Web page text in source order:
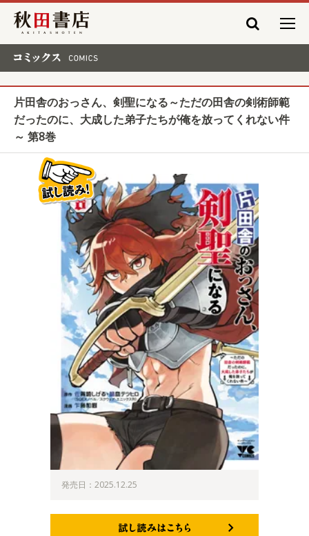
秋田書店
片田舎のおっさん、剣聖になる～ただの田舎の剣術師範
だったのに、大成した弟子たちが俺を放ってくれない件
～ 第8巻
発売日：2025.12.25